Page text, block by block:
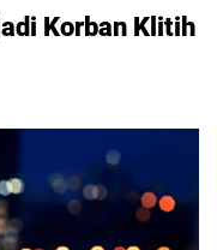
Korban Klitih